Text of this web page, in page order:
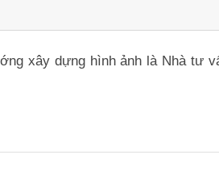
xây dựng hình ảnh là Nhà tư